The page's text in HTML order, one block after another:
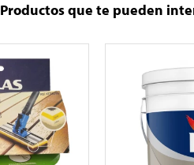
Productos que te pueden